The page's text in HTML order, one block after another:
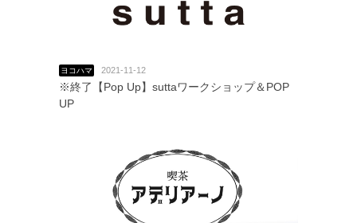
ヨコハマ 2021-11-12
※終了【Pop Up】suttaワークショップ＆POP
UP